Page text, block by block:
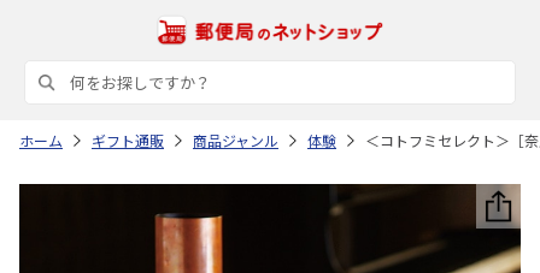
ホーム ギフト通販 商品ジャンル 体験 ＜コトフミセレクト＞［